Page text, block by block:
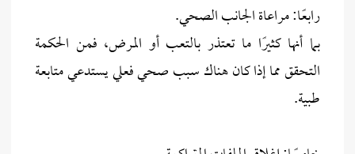
رابعًا: مراعاة الجانب الصحي.
بما أنها كثيرًا ما تعتذر بالتعب أو المرض، فمن الحكمة
التحقق مما إذا كان هناك سبب صحي فعلي يستدعي متابعة
طبية.